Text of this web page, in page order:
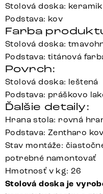
Stolová doska:
Podstava: kov
Farba
Stolová doska:
Podstava: titánová
Povrch:
Stolová doska: leštená
Podstava: práškovo
Ďalšie detaily:
Hrana stola: rovná
Podstava: Zentharo
Stav montáže:
potrebné namontovať
Hmotnosť v kg: 26
Stolová doska je